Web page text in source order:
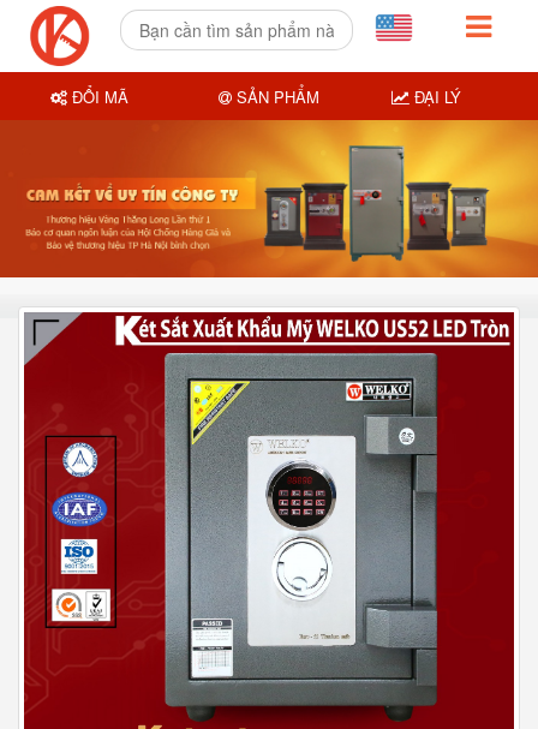
ĐỔI MÃ SẢN PHẨM ĐẠI LÝ